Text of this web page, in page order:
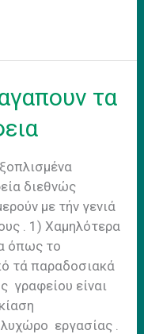
τα
διεθνώς
με τήν γενιά
. 1) Χαμηλότερα
όπως το
τά παραδοσιακά
γραφείου είναι
εργασίας .